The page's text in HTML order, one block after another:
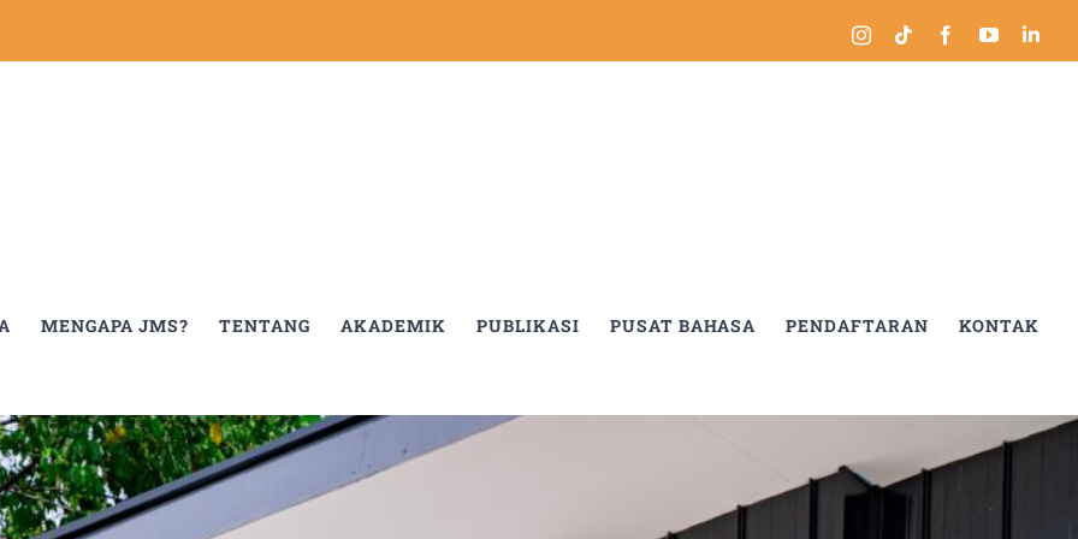
Instagram
Tiktok FacebookYouTube
MENGAPA JMS? TENTANG AKADEMIK PUBLIKASI PUSAT BAHASA PENDAFTARAN KONTAK